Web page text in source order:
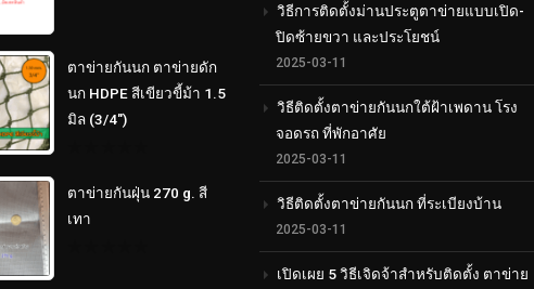
ตาข่ายกันนก ตาข่ายดัก
นก HDPE สีเขียวขี้ม้า 1.5
มิล (3/4")
of
ตาข่ายกันฝุ่น 270 g. สี
เทา
วิธีการติดตั้งม่านประตูตาข่ายแบบเปิด-
ปิดซ้ายขวา และประโยชน์
2025-03-11
วิธีติดตั้งตาข่ายกันนกใต้ฝ้าเพดาน โรง
จอดรถ ที่พักอาศัย
2025-03-11
วิธีติดตั้งตาข่ายกันนก ที่ระเบียงบ้าน
2025-03-11
เปิดเผย 5 วิธีเจิดจ้าสำหรับติดตั้ง ตาข่าย